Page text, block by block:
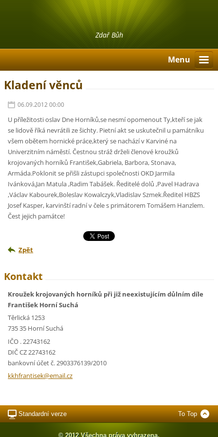
Zdař Bůh
Menu
Kladení věnců
06.09.2012 00:00
U příležitosti oslav Dne Horníků,se nesmí opomenout Ty,kteří se jak
se lidově říká nevrátili ze šichty. Pietní akt se uskutečnil u památníku
všem obětem hornické práce,který se nachází v Karviné na
Univerzitním náměstí. Čestnou stráž drželi členové kroužků
krojovaných horníků František,Gabriela, Barbora, Stonava,
Armáda.Poklonit se přišli zástupci společnosti OKD Jarmila
Ivánková,Jan Matula ,Radim Tabášek. Ředitelé dolů ,Pavel Hadrava
,Václav Kabourek,Boleslav Kowalczyk,Vladislav Szmek.Ředitel HBZS
Josef Kasper, karvinští radní v čele s primátorem Tomášem Hanzlem.
Čest jejich památce!
Zpět
Kontakt
Kroužek krojovaných horníků při již neexistujícím důlním díle
František Horní Suchá
Těrlická 1253
735 35 Horní Suchá
IČO . 22743162
DIČ CZ 22743162
bankovní účet č. 2903376139/2010
kkhfrantisek@email.cz
Standardní verze To Top
© 2012 Všechna práva vyhrazena.